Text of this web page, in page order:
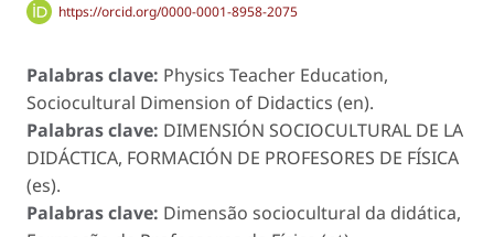
https://orcid.org/0000-0001-8958-2075
Palabras clave: Physics Teacher Education,
Sociocultural Dimension of Didactics (en).
Palabras clave: DIMENSIÓN SOCIOCULTURAL DE LA
DIDÁCTICA, FORMACIÓN DE PROFESORES DE FÍSICA
(es).
Palabras clave: Dimensão sociocultural da didática,